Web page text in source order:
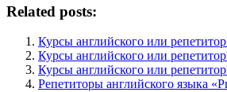
Related posts:
Курсы английского или
Курсы английского или
Курсы английского или
Репетиторы английского языка